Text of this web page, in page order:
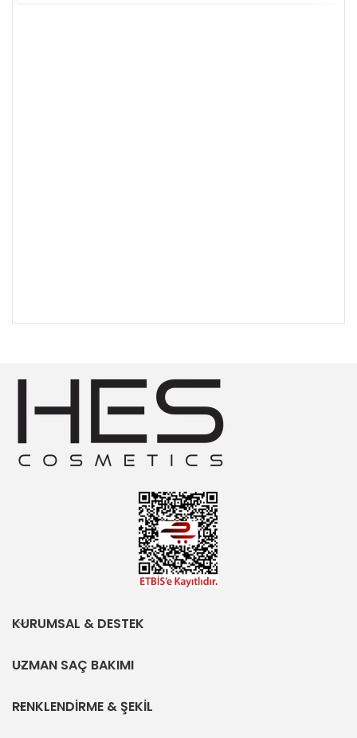
KURUMSAL & DESTEK
UZMAN SAÇ BAKIMI
RENKLENDİRME & ŞEKİL